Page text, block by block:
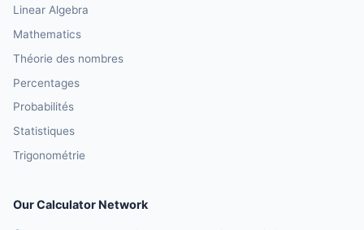
Linear Algebra
Mathematics
Théorie des nombres
Percentages
Probabilités
Statistiques
Trigonométrie
Our Calculator Network